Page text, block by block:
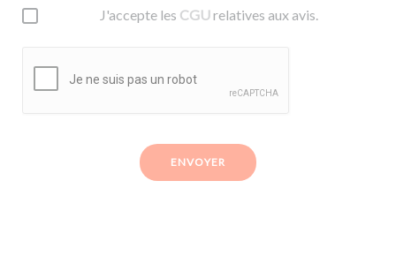
J'accepte les CGUrelatives aux avis.
ENVOYER